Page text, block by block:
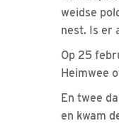
weidse
nest. Is er
Op 25
Heimwee
En twee
en kwam